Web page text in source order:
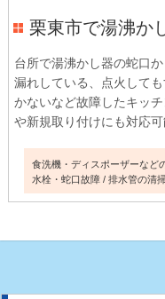
栗東市で湯沸か
台所で湯沸かし器の蛇口
漏れしている、点火して
かないなど故障したキッ
や新規取り付けにも対応可
食洗機・ディスポーザーなど
水栓・蛇口故障
排水管の清